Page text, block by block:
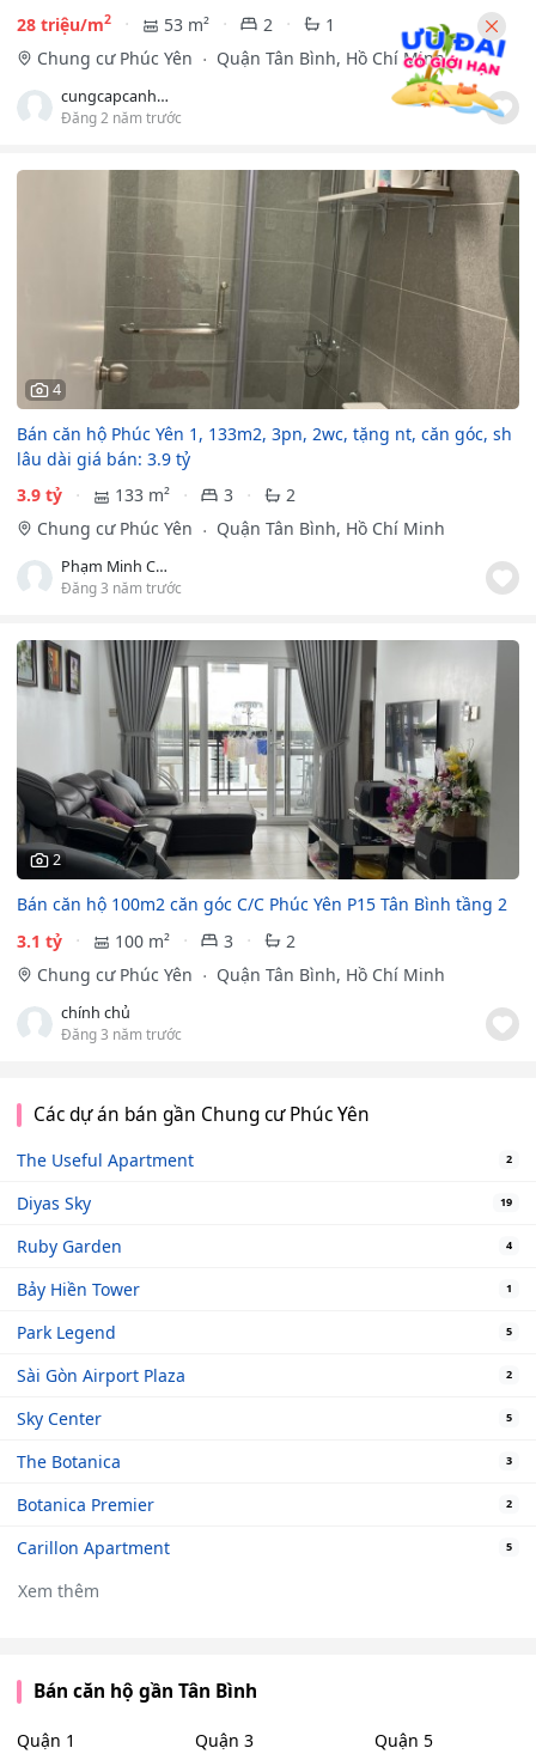
28 triệu/m2 53 m² 2
1
Chung cư Phúc Yên
Quận Tân Bình, Hồ Chí Minh
cungcapcanhogiare
Đăng 2 năm trước
4
Bán căn hộ Phúc Yên 1, 133m2, 3pn, 2wc, tặng nt, căn góc, sh
lâu dài giá bán: 3.9 tỷ
3.9 tỷ
133 m² 3
2
Chung cư Phúc Yên
Quận Tân Bình, Hồ Chí Minh
Phạm Minh Chính
Đăng 3 năm trước
2
Bán căn hộ 100m2 căn góc C/C Phúc Yên P15 Tân Bình tầng 2
3.1 tỷ
100 m² 3
2
Chung cư Phúc Yên
Quận Tân Bình, Hồ Chí Minh
chính chủ
Đăng 3 năm trước
Các dự án bán gần Chung cư Phúc Yên
The Useful Apartment 2
Diyas Sky 19
Ruby Garden 4
Bảy Hiền Tower 1
Park Legend 5
Sài Gòn Airport Plaza 2
Sky Center 5
The Botanica 3
Botanica Premier 2
Carillon Apartment 5
Xem thêm
Bán căn hộ gần Tân Bình
Quận 1 Quận 3 Quận 5